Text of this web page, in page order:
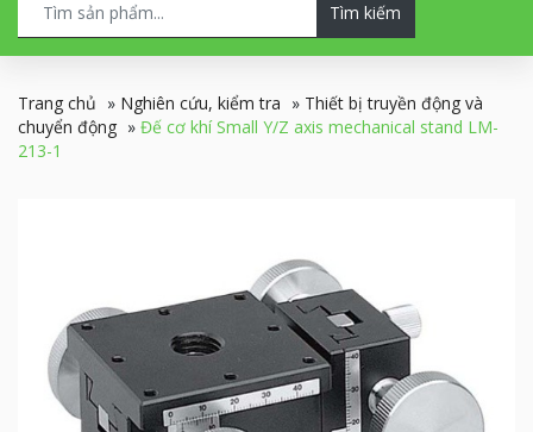
Tìm kiếm
Trang chủ » Nghiên cứu, kiểm tra » Thiết bị truyền động và
chuyển động » Đế cơ khí Small Y/Z axis mechanical stand LM-
213-1